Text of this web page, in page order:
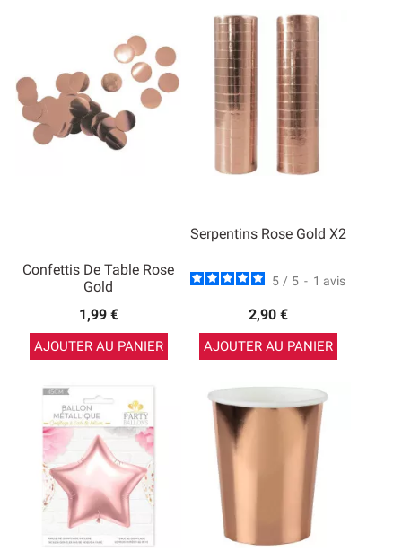
Confettis De Table Rose
Gold
1,99 €
AJOUTER AU PANIER
Serpentins Rose Gold X2
5 / 5 - 1 avis
2,90 €
AJOUTER AU PANIER